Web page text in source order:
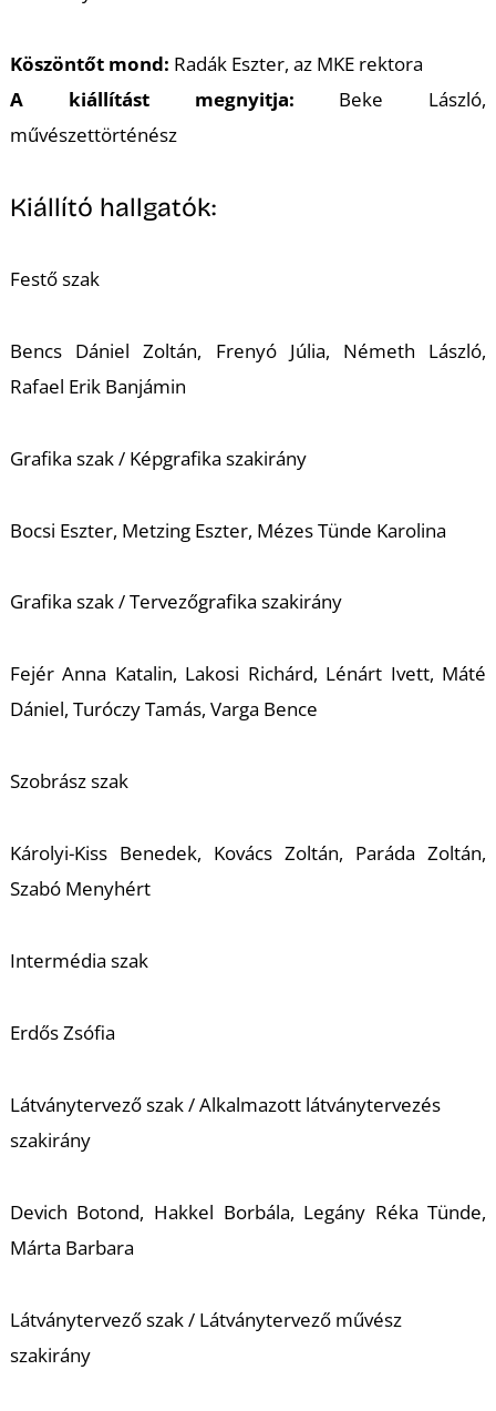
Köszöntőt mond: Radák Eszter, az MKE rektora
A kiállítást megnyitja: Beke László,
művészettörténész
Kiállító hallgatók:
Festő szak
Bencs Dániel Zoltán, Frenyó Júlia, Németh László,
Rafael Erik Banjámin
Grafika szak / Képgrafika szakirány
Bocsi Eszter, Metzing Eszter, Mézes Tünde Karolina
Grafika szak / Tervezőgrafika szakirány
Fejér Anna Katalin, Lakosi Richárd, Lénárt Ivett, Máté
Dániel, Turóczy Tamás, Varga Bence
Szobrász szak
Károlyi-Kiss Benedek, Kovács Zoltán, Paráda Zoltán,
Szabó Menyhért
Intermédia szak
Erdős Zsófia
Látványtervező szak / Alkalmazott látványtervezés
szakirány
Devich Botond, Hakkel Borbála, Legány Réka Tünde,
Márta Barbara
Látványtervező szak / Látványtervező művész
szakirány